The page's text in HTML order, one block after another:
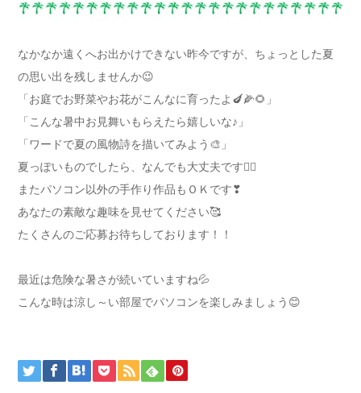
なかなか遠くへお出かけできない昨今ですが、ちょっとした夏
の思い出を残しませんか😉
「お庭でお野菜やお花がこんなに育ったよ🍆🌽🌻」
「こんな暑中お見舞いもらえたら嬉しいな♪」
「ワードで夏の風物詩を描いてみよう🎨」
夏っぽいものでしたら、なんでも大丈夫です🙆‍♀️
またパソコン以外の手作り作品もＯＫです❣
あなたの素敵な趣味を見せてください🥰
たくさんのご応募お待ちしております！！
最近は危険な暑さが続いていますね💦
こんな時は涼し～い部屋でパソコンを楽しみましょう😊